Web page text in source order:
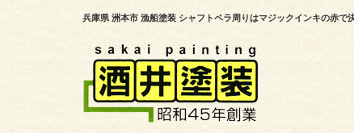
兵庫県 洲本市 漁船塗装 シャフトペラ周りはマジックインキの赤